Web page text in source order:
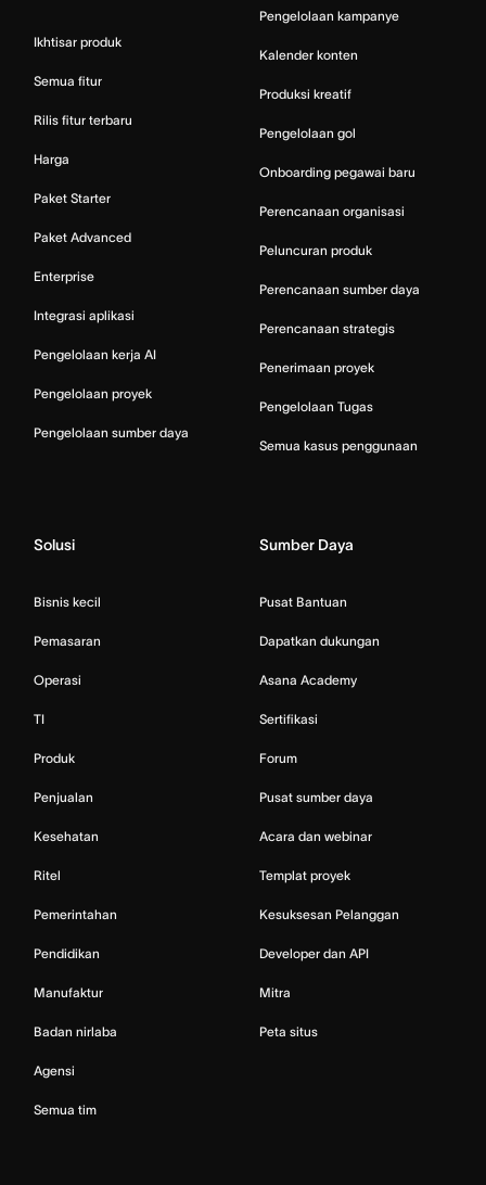
Ikhtisar produk
Semua fitur
Rilis fitur terbaru
Harga
Paket Starter
Paket Advanced
Enterprise
Integrasi aplikasi
Pengelolaan kerja AI
Pengelolaan proyek
Pengelolaan sumber daya
Pengelolaan kampanye
Kalender konten
Produksi kreatif
Pengelolaan gol
Onboarding pegawai baru
Perencanaan organisasi
Peluncuran produk
Perencanaan sumber daya
Perencanaan strategis
Penerimaan proyek
Pengelolaan Tugas
Semua kasus penggunaan
Solusi
Bisnis kecil
Pemasaran
Operasi
TI
Produk
Penjualan
Kesehatan
Ritel
Pemerintahan
Pendidikan
Manufaktur
Badan nirlaba
Agensi
Semua tim
Sumber Daya
Pusat Bantuan
Dapatkan dukungan
Asana Academy
Sertifikasi
Forum
Pusat sumber daya
Acara dan webinar
Templat proyek
Kesuksesan Pelanggan
Developer dan API
Mitra
Peta situs